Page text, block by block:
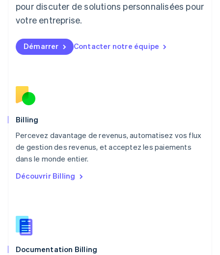
pour discuter de solutions personnalisées pour
votre entreprise.
Démarrer Contacter notre équipe
Billing
Percevez davantage de revenus, automatisez vos flux
de gestion des revenus, et acceptez les paiements
dans le monde entier.
Découvrir Billing
Documentation Billing
Luxembourg
FrançaisDeutschEnglish
English简体中文
Malte
English
Nouvelle-Zélande
English
NederlandsEnglish
Pologne
English
Português English
English
Roumanie
Royaume-Uni